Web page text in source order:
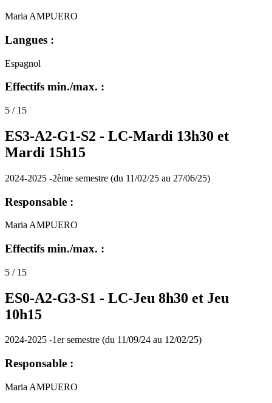
Maria AMPUERO
Langues :
Espagnol
Effectifs min./max. :
5 / 15
ES3-A2-G1-S2 - LC-Mardi 13h30 et
Mardi 15h15
2024-2025 -2ème semestre (du 11/02/25 au 27/06/25)
Responsable :
Maria AMPUERO
Effectifs min./max. :
5 / 15
ES0-A2-G3-S1 - LC-Jeu 8h30 et Jeu
10h15
2024-2025 -1er semestre (du 11/09/24 au 12/02/25)
Responsable :
Maria AMPUERO